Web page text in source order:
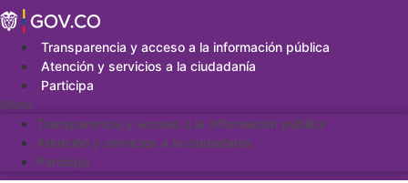
Saltar
al
contenidoTransparencia y acceso a la información pública
Atención y servicios a la ciudadanía
Participa
Menu
Transparencia y acceso a la información pública
Atención y servicios a la ciudadanía
Participa